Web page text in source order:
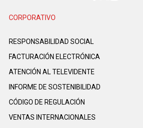
CORPORATIVO
RESPONSABILIDAD SOCIAL
FACTURACIÓN ELECTRÓNICA
ATENCIÓN AL TELEVIDENTE
INFORME DE SOSTENIBILIDAD
CÓDIGO DE REGULACIÓN
VENTAS INTERNACIONALES